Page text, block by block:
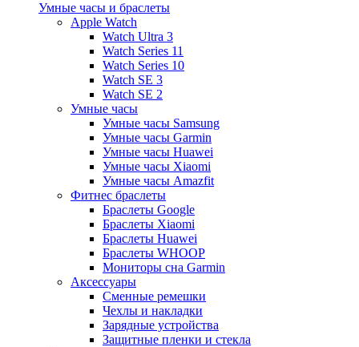
Умные часы и браслеты
Apple Watch
Watch Ultra 3
Watch Series 11
Watch Series 10
Watch SE 3
Watch SE 2
Умные часы
Умные часы Samsung
Умные часы Garmin
Умные часы Huawei
Умные часы Xiaomi
Умные часы Amazfit
Фитнес браслеты
Браслеты Google
Браслеты Xiaomi
Браслеты Huawei
Браслеты WHOOP
Мониторы сна Garmin
Аксессуары
Сменные ремешки
Чехлы и накладки
Зарядные устройства
Защитные пленки и стекла